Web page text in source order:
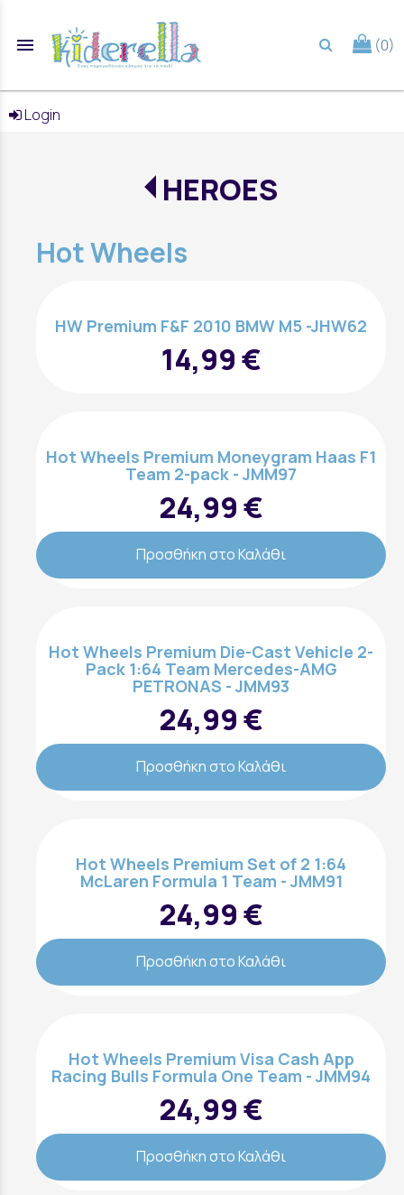
menu (0)
Login
HEROES
Hot Wheels
HW Premium F&F 2010 BMW M5 -JHW62
14,99 €
Hot Wheels Premium Moneygram Haas F1
Team 2-pack - JMM97
24,99 €
Προσθήκη στο Καλάθι
Hot Wheels Premium Die-Cast Vehicle 2-
Pack 1:64 Team Mercedes-AMG
PETRONAS - JMM93
24,99 €
Προσθήκη στο Καλάθι
Hot Wheels Premium Set of 2 1:64
McLaren Formula 1 Team - JMM91
24,99 €
Προσθήκη στο Καλάθι
Hot Wheels Premium Visa Cash App
Racing Bulls Formula One Team - JMM94
24,99 €
Προσθήκη στο Καλάθι